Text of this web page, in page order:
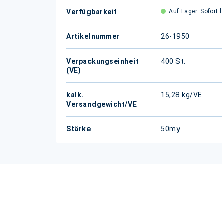
Verfügbarkeit Auf Lager. Sofort
Artikelnummer 26-1950
Verpackungseinheit
(VE)
400 St.
kalk.
Versandgewicht/VE
15,28 kg/VE
Stärke 50my